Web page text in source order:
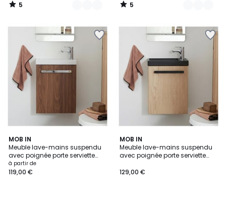
5
/
5
/
MOB IN
Meuble lave-mains suspendu
avec poignée porte serviette
NEVADA
à partir de
119,00 €
4
Couleurs
MOB IN
Meuble lave-mains suspendu
avec poignée porte serviette
129,00 €
5
/
5